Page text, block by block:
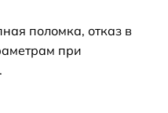
поломка, отказ в
при